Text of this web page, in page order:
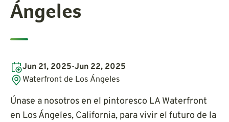
Ángeles
Jun 21, 2025-Jun 22, 2025
Waterfront de Los Ángeles
Únase a nosotros en el pintoresco LA Waterfront
en Los Ángeles, California, para vivir el futuro de la